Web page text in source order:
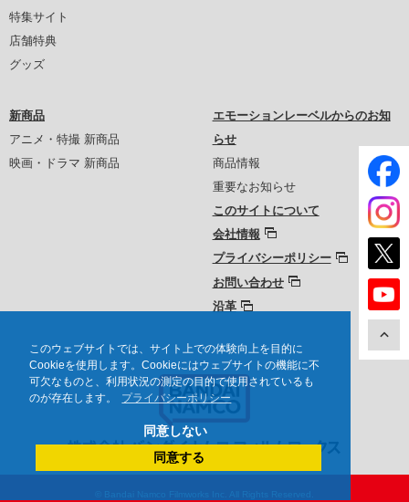
このウェブサイトでは、サイト上での体験向上を目的に
Cookieを使用します。Cookieにはウェブサイトの機能に不
可欠なものと、利用状況の測定の目的で使用されているも
のが存在します。
プライバシーポリシー
同意しない
同意する
特集サイト
店舗特典
グッズ
新商品
アニメ・特撮 新商品
映画・ドラマ 新商品
エモーションレーベルからのお知
らせ
商品情報
重要なお知らせ
このサイトについて
会社情報
プライバシーポリシー
お問い合わせ
沿革
© Bandai Namco Filmworks Inc. All Rights Reserved.